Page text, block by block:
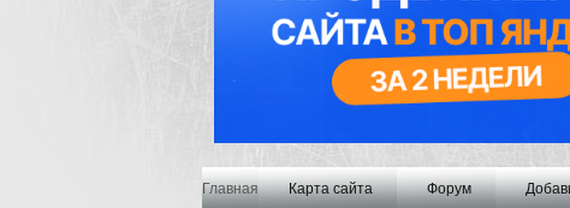
Главная Карта сайта Форум